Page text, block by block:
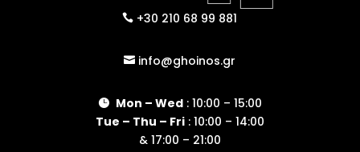
 +30 210 68 99 881
 info@ghoinos.gr
 Mon – Wed: 10:00 – 15:00
Tue – Thu – Fri: 10:00 – 14:00
& 17:00 – 21:00